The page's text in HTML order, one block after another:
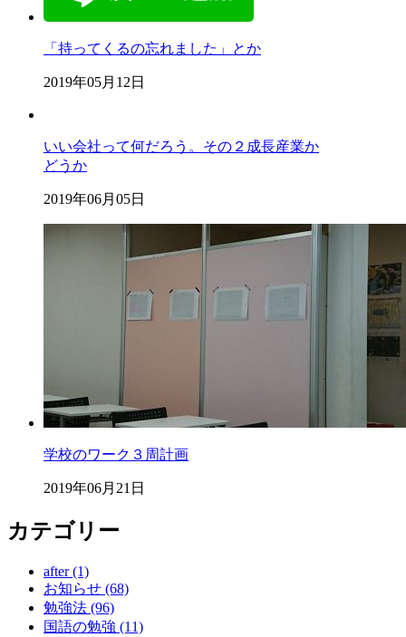
「持ってくるの忘れました」とか
2019年05月12日
いい会社って何だろう。その２成長産業か
どうか
2019年06月05日
学校のワーク３周計画
2019年06月21日
カテゴリー
after (1)
お知らせ (68)
勉強法 (96)
国語の勉強 (11)